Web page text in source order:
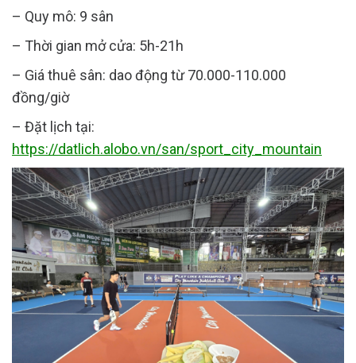
– Quy mô: 9 sân
– Thời gian mở cửa: 5h-21h
– Giá thuê sân: dao động từ 70.000-110.000
đồng/giờ
– Đặt lịch tại:
https://datlich.alobo.vn/san/sport_city_mountain